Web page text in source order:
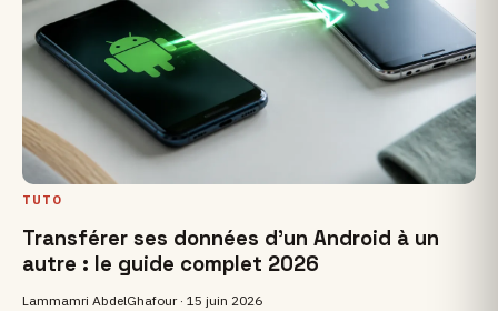
TUTO
Transférer ses données d'un Android à un
autre : le guide complet 2026
Lammamri AbdelGhafour ·15 juin 2026